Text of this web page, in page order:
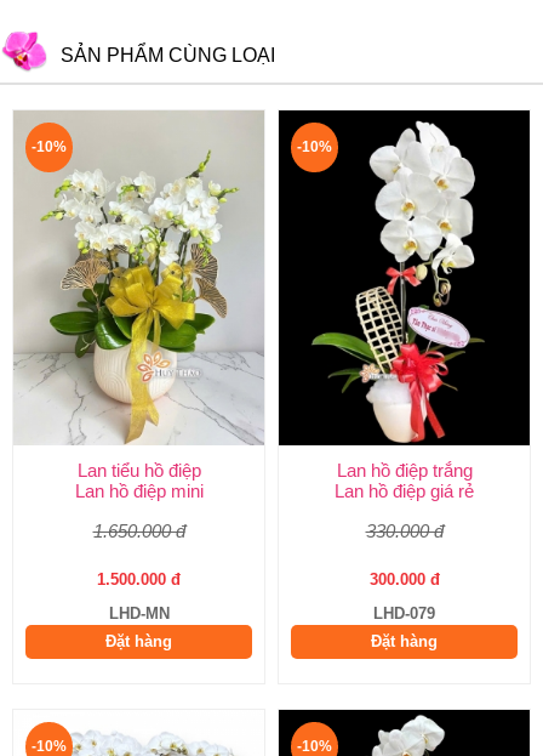
SẢN PHẨM CÙNG LOẠI
-10%
Lan tiểu hồ điệp
Lan hồ điệp mini
1.650.000 đ
1.500.000 đ
LHD-MN
Đặt hàng
-10%
Lan hồ điệp trắng
Lan hồ điệp giá rẻ
330.000 đ
300.000 đ
LHD-079
Đặt hàng
-10% -10%